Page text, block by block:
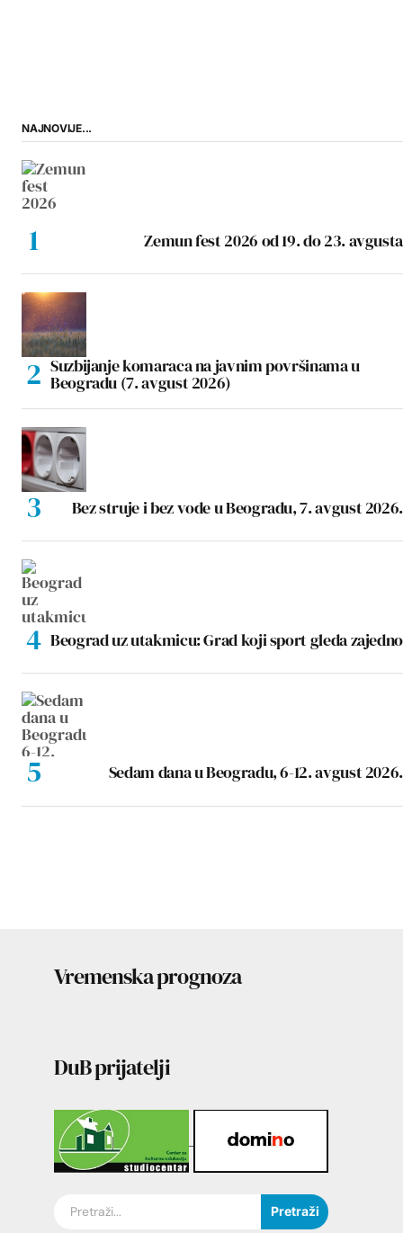
NAJNOVIJE...
Zemun fest 2026 od 19. do 23. avgusta
Suzbijanje komaraca na javnim površinama u
Beogradu (7. avgust 2026)
Bez struje i bez vode u Beogradu, 7. avgust 2026.
Beograd uz utakmicu: Grad koji sport gleda zajedno
Sedam dana u Beogradu, 6-12. avgust 2026.
Vremenska prognoza
DuB prijatelji
Pretraži